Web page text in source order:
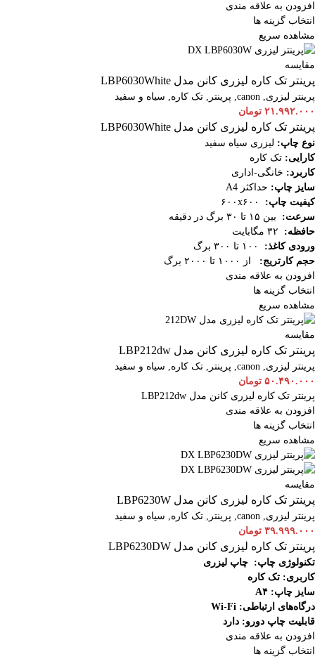
افزودن به علاقه مندی
انتخاب گزینه ها
مشاهده سریع
مقایسه
پرینتر تک کاره لیزری کانن مدل LBP6030White
پرینتر لیزری,
canon
, پرینتر , تک کاره, سیاه و سفید
۲۱.۹۹۲.۰۰۰ تومان
پرینتر تک کاره لیزری کانن مدل LBP6030White
نوع چاپ: لیزری سیاه سفید
کارایی: تک کاره
کاربرد: خانگی-اداری
سایز چاپ: حداکثر A4
کیفیت چاپ:
۶۰۰x۶۰۰
سرعت: بین ۱۵ تا ۳۰ برگ در دقیقه
حافظه: ۳۲ مگابایت
ورودی کاغذ:
۱۰۰ تا ۳۰۰ برگ
حجم کارتریج:
از ۱۰۰۰ تا ۲۰۰۰ برگ
افزودن به علاقه مندی
انتخاب گزینه ها
مشاهده سریع
مقایسه
پرینتر تک کاره لیزری کانن مدل LBP212dw
پرینتر لیزری,
canon
, پرینتر , تک کاره, سیاه و سفید
۵۰.۴۹۰.۰۰۰ تومان
پرینتر تک کاره لیزری کانن مدل LBP212dw
افزودن به علاقه مندی
انتخاب گزینه ها
مشاهده سریع
مقایسه
پرینتر تک کاره لیزری کانن مدل LBP6230W
پرینتر لیزری,
canon
, پرینتر , تک کاره, سیاه و سفید
۳۹.۹۹۹.۰۰۰ تومان
پرینتر تک کاره لیزری کانن مدل LBP6230DW
تکنولوژی چاپ: چاپ لیزری
کاربری: تک کاره
سایز چاپ: A۴
درگاه‌های ارتباطی:
Wi-Fi
قابلیت چاپ دورو: دارد
افزودن به علاقه مندی
انتخاب گزینه ها